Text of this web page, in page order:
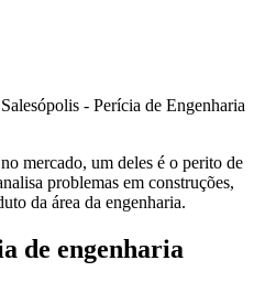
mercado, um deles é o perito de
problemas em construções,
da área da engenharia.
de engenharia